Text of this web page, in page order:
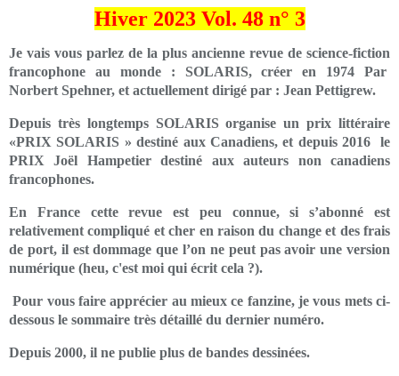
Hiver 2023 Vol. 48 n° 3
Je vais vous parlez de la plus ancienne revue de science-fiction
francophone au monde : SOLARIS, créer en 1974 Par
Norbert Spehner, et actuellement dirigé par : Jean Pettigrew.
Depuis très longtemps SOLARIS organise un prix littéraire
«PRIX SOLARIS » destiné aux Canadiens, et depuis 2016 le
PRIX Joël Hampetier destiné aux auteurs non canadiens
francophones.
En France cette revue est peu connue, si s’abonné est
relativement compliqué et cher en raison du change et des frais
de port, il est dommage que l’on ne peut pas avoir une version
numérique (heu, c'est moi qui écrit cela ?).
Pour vous faire apprécier au mieux ce fanzine, je vous mets ci-
dessous le sommaire très détaillé du dernier numéro.
Depuis 2000, il ne publie plus de bandes dessinées.